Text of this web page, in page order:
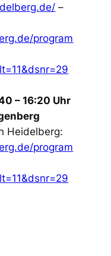
–
program
– 16:20 Uhr
Heidelberg:
program